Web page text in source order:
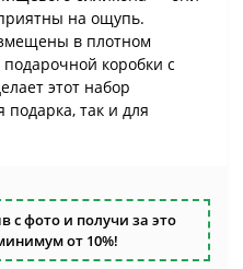
на ощупь.
в плотном
коробки с
этот набор
так и для
фото и получи за это
от 10%!